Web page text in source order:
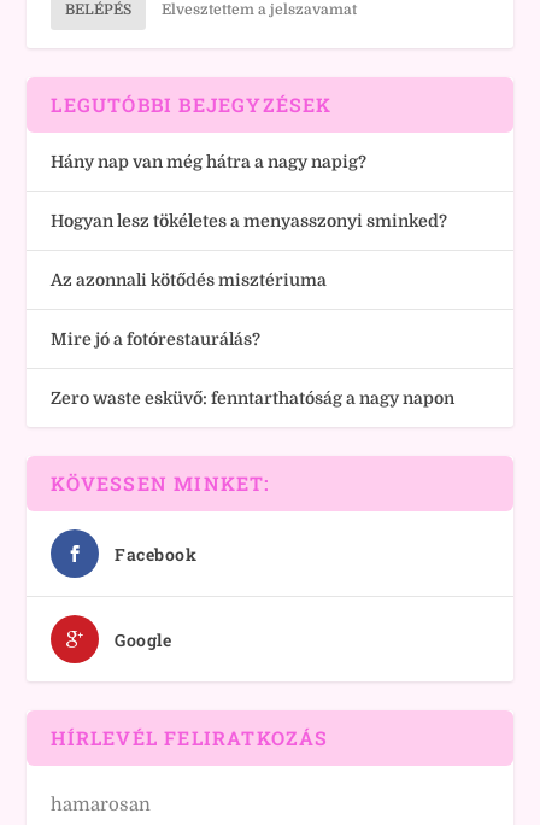
BELÉPÉS Elvesztettem a jelszavamat
LEGUTÓBBI BEJEGYZÉSEK
Hány nap van még hátra a nagy napig?
Hogyan lesz tökéletes a menyasszonyi sminked?
Az azonnali kötődés misztériuma
Mire jó a fotórestaurálás?
Zero waste esküvő: fenntarthatóság a nagy napon
KÖVESSEN MINKET:
Facebook
Google
HÍRLEVÉL FELIRATKOZÁS
hamarosan